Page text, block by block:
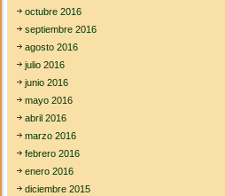
octubre 2016
septiembre 2016
agosto 2016
julio 2016
junio 2016
mayo 2016
abril 2016
marzo 2016
febrero 2016
enero 2016
diciembre 2015